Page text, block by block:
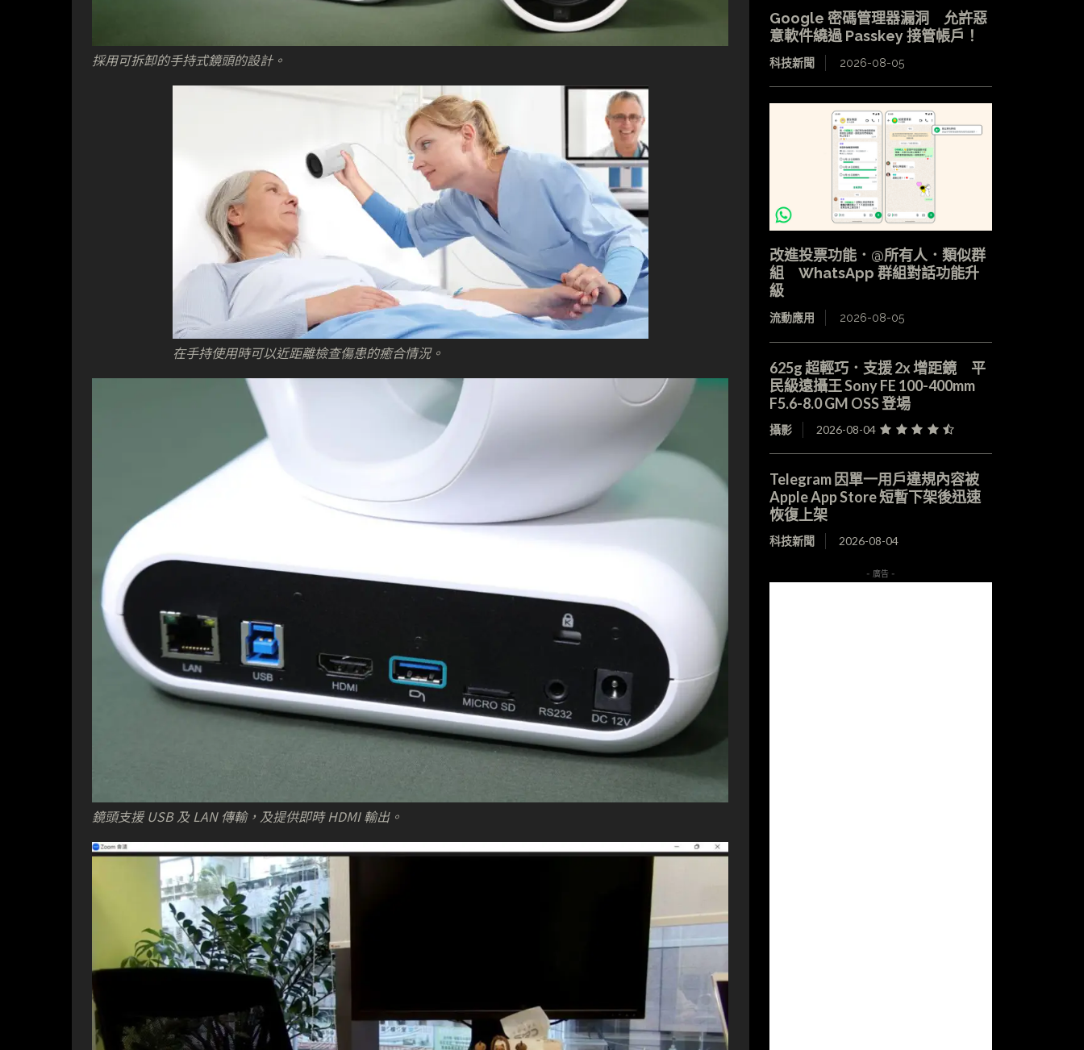
採用可拆卸的手持式鏡頭的設計。
在手持使用時可以近距離檢查傷患的癒合情況。
鏡頭支援 USB 及 LAN 傳輸，及提供即時 HDMI 輸出。
Google 密碼管理器漏洞 允許惡
意軟件繞過 Passkey 接管帳戶！
科技新聞 2026-08-05
改進投票功能．@所有人．類似群
組 WhatsApp 群組對話功能升
級
流動應用 2026-08-05
625g 超輕巧．支援 2x 增距鏡 平
民級遠攝王 Sony FE 100-400mm
F5.6-8.0 GM OSS 登場
攝影 2026-08-04
Telegram 因單一用戶違規內容被
Apple App Store 短暫下架後迅速
恢復上架
科技新聞 2026-08-04
- 廣告 -